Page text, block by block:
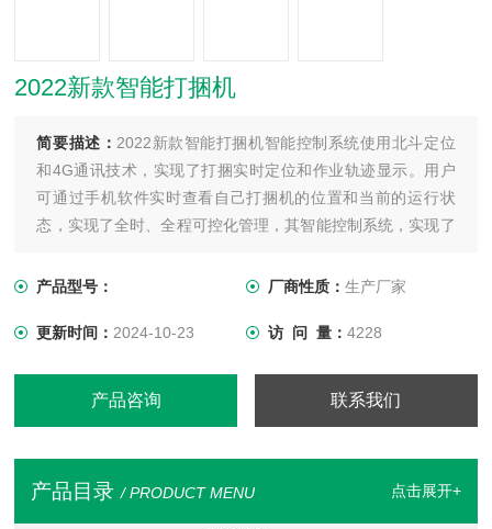
2022新款智能打捆机
简要描述： 2022新款智能打捆机智能控制系统使用北斗定位
和4G通讯技术，实现了打捆实时定位和作业轨迹显示。用户
可通过手机软件实时查看自己打捆机的位置和当前的运行状
态，实现了全时、全程可控化管理，其智能控制系统，实现了
量和总作业数量，也能对年、月、日打捆作业量以及作业时间
产品型号： 厂商性质： 生产厂家
更新时间： 2024-10-23 访 问 量： 4228
产品咨询 联系我们
产品目录 / PRODUCT MENU 点击展开+